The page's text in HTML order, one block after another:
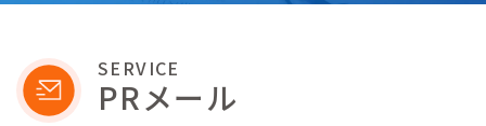
SERVICE
PRメール